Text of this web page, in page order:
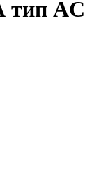
тип AC